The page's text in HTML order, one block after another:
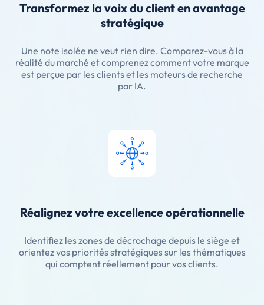
Transformez la voix du client en avantage
stratégique
Une note isolée ne veut rien dire. Comparez-vous à la
réalité du marché et comprenez comment votre marque
est perçue par les clients et les moteurs de recherche
par IA.
Réalignez votre excellence opérationnelle
Identifiez les zones de décrochage depuis le siège et
orientez vos priorités stratégiques sur les thématiques
qui comptent réellement pour vos clients.